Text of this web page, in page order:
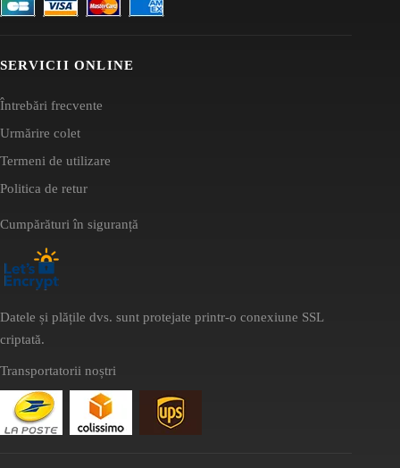
SERVICII ONLINE
Întrebări frecvente
Urmărire colet
Termeni de utilizare
Politica de retur
Cumpărături în siguranță
Datele și plățile dvs. sunt protejate printr-o conexiune SSL
criptată.
Transportatorii noștri